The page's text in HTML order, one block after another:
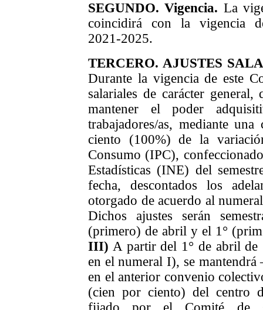
SEGUNDO. Vigencia. La
coincidirá con la vigencia
2021-2025.
TERCERO. AJUSTES
Durante la vigencia de este
salariales de carácter
mantener el poder
trabajadores/as, mediante
ciento (100%) de la
Consumo (IPC),
Estadísticas (INE) del
fecha, descontados los
otorgado de acuerdo al
Dichos ajustes serán
(primero) de abril y el 1°
III) A partir del 1° de abril de
en el numeral I), se mantendrá
en el anterior convenio
(cien por ciento) del centro